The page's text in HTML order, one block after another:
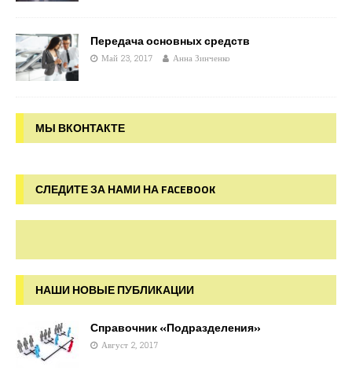
Передача основных средств
Май 23, 2017 Анна Зинченко
МЫ ВКОНТАКТЕ
СЛЕДИТЕ ЗА НАМИ НА FACEBOOK
НАШИ НОВЫЕ ПУБЛИКАЦИИ
Справочник «Подразделения»
Август 2, 2017